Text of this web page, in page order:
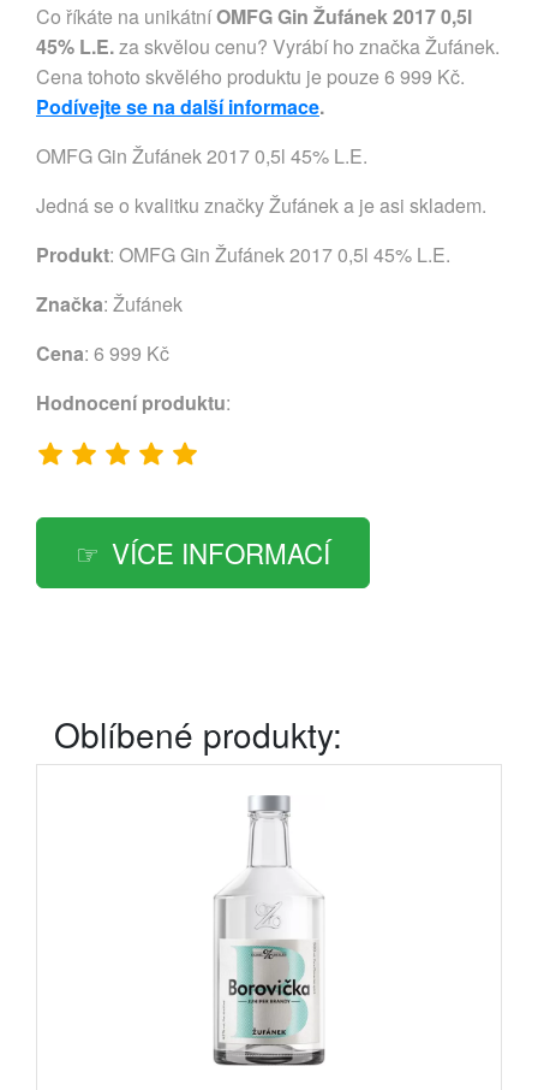
Co říkáte na unikátníOMFG Gin Žufánek 2017 0,5l
45% L.E.za skvělou cenu? Vyrábí ho značka Žufánek.
Cena tohoto skvělého produktu je pouze 6 999 Kč.
Podívejte se na další informace.
OMFG Gin Žufánek 2017 0,5l 45% L.E.
Jedná se o kvalitku značky Žufánek a je asi skladem.
Produkt: OMFG Gin Žufánek 2017 0,5l 45% L.E.
Značka: Žufánek
Cena: 6 999 Kč
Hodnocení produktu:
VÍCE INFORMACÍ
Oblíbené produkty: